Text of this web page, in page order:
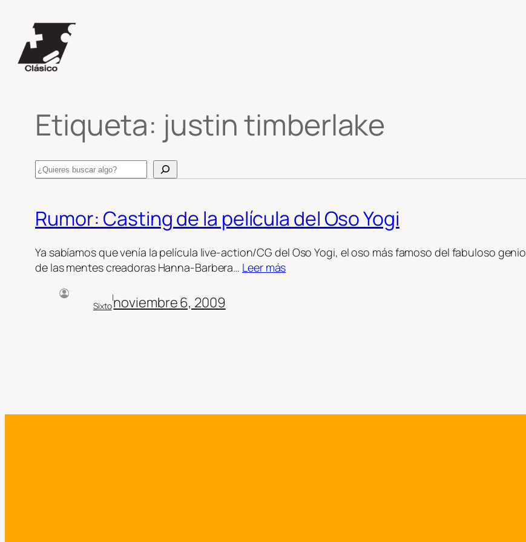
contenido
Etiqueta: justin timberlake
Search
Rumor: Casting de la película del Oso Yogi
Ya sabíamos que venía la película live-action/CG del Oso Yogi, el oso más famoso del fabuloso genio
de las mentes creadoras Hanna-Barbera… Leer más
Sixto
|noviembre 6, 2009